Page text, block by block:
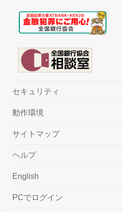
セキュリティ
動作環境
サイトマップ
ヘルプ
English
PCでログイン